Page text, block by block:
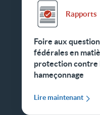
Rapports
Foire aux
fédérales en
protection contre
hameçonnage
Lire maintenant